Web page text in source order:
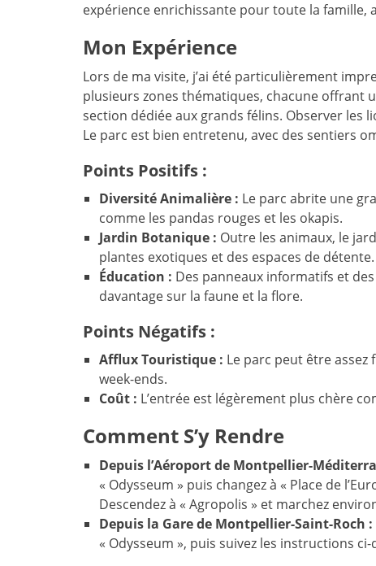
expérience enrichissante pour toute la famille,
Mon Expérience
Lors de ma visite, j’ai été particulièrement
plusieurs zones thématiques, chacune offrant
section dédiée aux grands félins. Observer les
Le parc est bien entretenu, avec des sentiers
Points Positifs :
Diversité Animalière : Le parc abrite une
comme les pandas rouges et les okapis.
Jardin Botanique : Outre les animaux, le
plantes exotiques et des espaces de détente.
Éducation : Des panneaux informatifs et
davantage sur la faune et la flore.
Points Négatifs :
Afflux Touristique : Le parc peut être
week-ends.
Coût : L’entrée est légèrement plus chère
Comment S’y Rendre
Depuis l’Aéroport de Montpellier-
« Odysseum » puis changez à « Place de
Descendez à « Agropolis » et marchez
Depuis la Gare de Montpellier-Saint-Roch :
« Odysseum », puis suivez les instructions ci-